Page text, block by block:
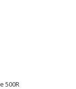
500R